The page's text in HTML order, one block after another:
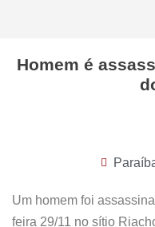
Homem é
Um homem foi
feira 29/11 no sítio